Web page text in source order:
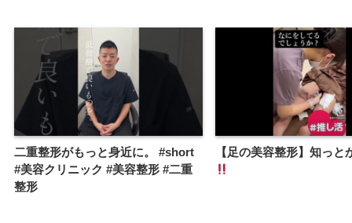
二重整形がもっと身近に。 #short
#美容クリニック #美容整形 #二重
整形
【足の美容整形】知っと